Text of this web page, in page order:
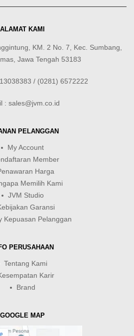
ALAMAT KAMI
KM. 2 No. 7, Kec. Sumbang,
Jawa Tengah 53183
/ (0281) 6572222
: sales@jvm.co.id
PELANGGAN
My Account
Member
Harga
Memilih Kami
JVM Studio
Garansi
Kepuasan Pelanggan
PERUSAHAAN
Tentang Kami
Karir
Brand
GOOGLE MAP